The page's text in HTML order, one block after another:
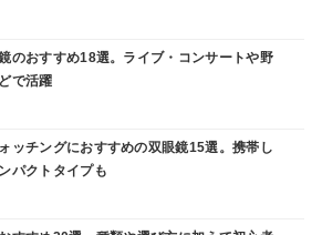
のおすすめ18選。ライブ・コンサートや野
で活躍
ッチングにおすすめの双眼鏡15選。携帯し
パクトタイプも